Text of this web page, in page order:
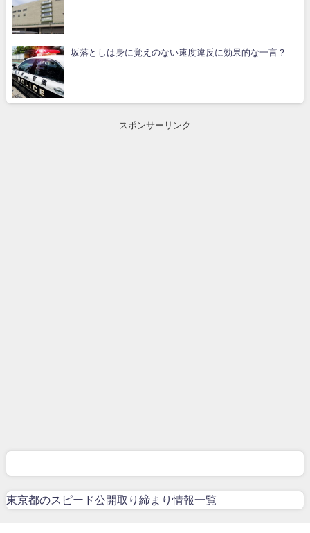
坂落としは身に覚えのない速度違反に効果的な一言？
スポンサーリンク
東京都のスピード公開取り締まり情報一覧